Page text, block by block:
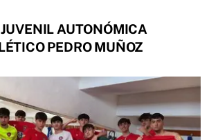
AUTONÓMICA
PEDRO MUÑOZ